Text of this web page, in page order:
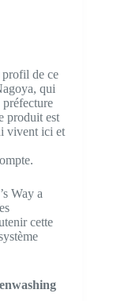
profil de ce
qui
produit est
vivent ici et
Way a
cette